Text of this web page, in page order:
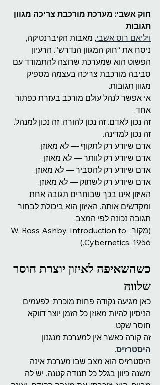
חוק אשבי: מערכת מורכבת צריכה מגוון
תגובות
ויליאם רוס אשבי, מאבות הקיברנטיקה,
ניסח את “חוק המגוון הנדרש”. הרעיון
הפשוט הוא שמערכת שרוצה להתמודד עם
סביבה מורכבת צריכה בעצמה מספיק
מגוון תגובות.
אי אפשר לנהל עולם מורכב בעזרת כפתור
אחד.
זה נכון לאדם. זה נכון להורה. זה נכון למנהל.
זה נכון למדינה.
אדם שיודע רק לתקוף — לא מאוזן.
אדם שיודע רק לוותר — לא מאוזן.
אדם שיודע רק להסביר — לא מאוזן.
אדם שיודע רק לשתוק — לא מאוזן.
האיזון אינו בכך שבוחרים תגובה אחת
ומקדשים אותה. האיזון הוא ביכולת לבחור
תגובה נכונה לפי המצב.
(מקור: W. Ross Ashby, Introduction to
Cybernetics, 1956.)
כשהשאיפה לאיזון יוצרת חוסר
שלווה
כאן מגיעה נקודה פחות מוכרת: לפעמים
הניסיון להיות מאוזן כל הזמן יוצר דווקא
חוסר שקט.
זה קורה כאשר אין למערכת מנגנון
היסטרזיס.
היסטרזיס הוא מצב שבו מערכת אינה
משנה כיוון בגלל כל תנודה קטנה. יש לה